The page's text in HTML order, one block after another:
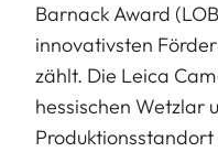
Barnack Award
innovativsten
zählt. Die Leica
hessischen Wetzlar